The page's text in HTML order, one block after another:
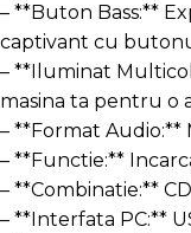
– **Buton Bass:**
captivant cu
– **Iluminat
masina ta pentru o
– **Format Audio:**
– **Functie:**
– **Combinatie:**
– **Interfata PC:**